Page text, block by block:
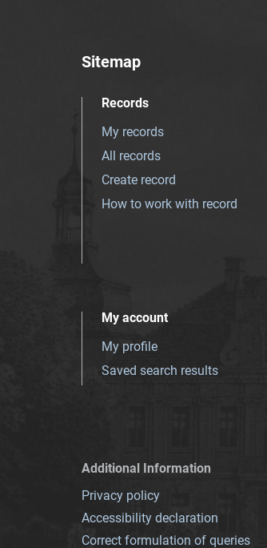
Sitemap
Records
My records
All records
Create record
How to work with record
My account
My profile
Saved search results
Additional Information
Privacy policy
Accessibility declaration
Correct formulation of queries